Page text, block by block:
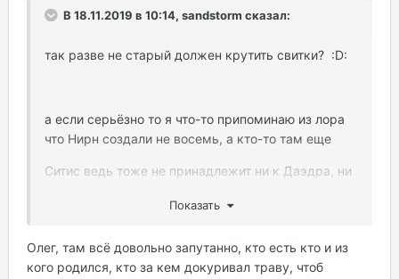
В 18.11.2019 в 10:14, sandstorm сказал:
так разве не старый должен крутить свитки? :D:
а если серьёзно то я что-то припоминаю из лора
что Нирн создали не восемь, а кто-то там еще
Ситис ведь тоже не принадлежит ни к Даэдра, ни
з.ы. как всегда чет там сказал не в тему, даже не
прочитав пару комментов ниже :laugh:
Показать
Олег, там всё довольно запутанно, кто есть кто и из
кого родился, кто за кем докуривал траву, чтоб